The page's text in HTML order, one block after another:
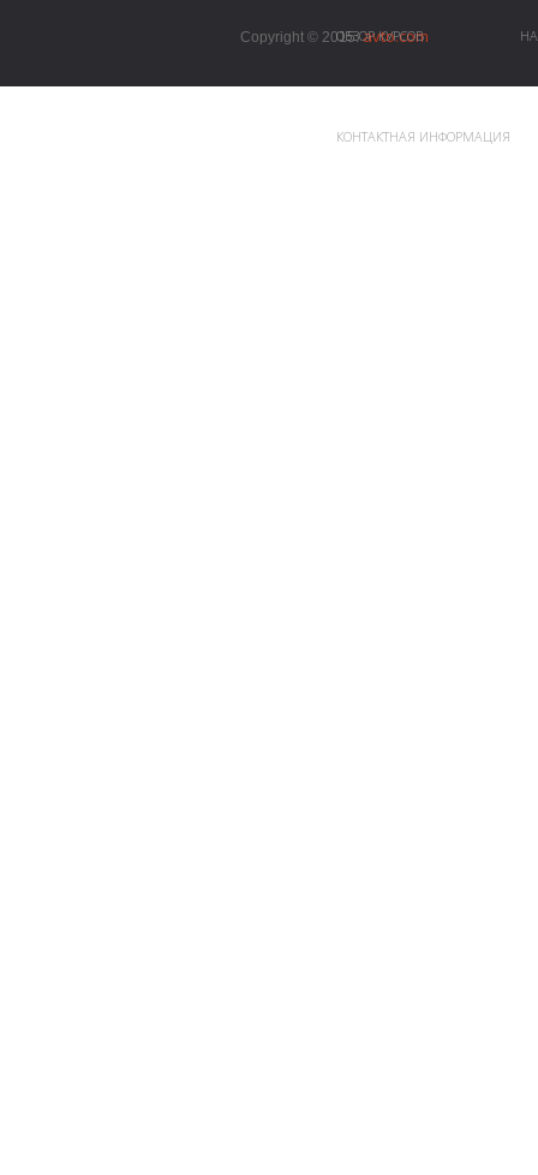
Copyright © 2015.avto.com
ОБЗОР КУРСОВ
КОНТАКТНАЯ ИНФОРМАЦИЯ